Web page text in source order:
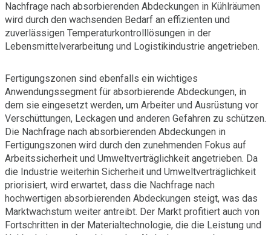
Nachfrage nach absorbierenden Abdeckungen in Kühlräumen
wird durch den wachsenden Bedarf an effizienten und
zuverlässigen Temperaturkontrolllösungen in der
Lebensmittelverarbeitung und Logistikindustrie angetrieben.
Fertigungszonen sind ebenfalls ein wichtiges
Anwendungssegment für absorbierende Abdeckungen, in
dem sie eingesetzt werden, um Arbeiter und Ausrüstung vor
Verschüttungen, Leckagen und anderen Gefahren zu schützen.
Die Nachfrage nach absorbierenden Abdeckungen in
Fertigungszonen wird durch den zunehmenden Fokus auf
Arbeitssicherheit und Umweltverträglichkeit angetrieben. Da
die Industrie weiterhin Sicherheit und Umweltverträglichkeit
priorisiert, wird erwartet, dass die Nachfrage nach
hochwertigen absorbierenden Abdeckungen steigt, was das
Marktwachstum weiter antreibt. Der Markt profitiert auch von
Fortschritten in der Materialtechnologie, die die Leistung und